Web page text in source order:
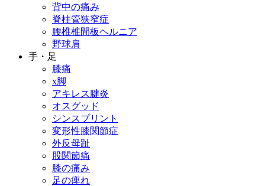
背中の痛み
脊柱管狭窄症
腰椎椎間板ヘルニア
野球肩
手・足
膝痛
x脚
アキレス腱炎
オスグッド
シンスプリント
変形性膝関節症
外反母趾
股関節痛
膝の痛み
足の痺れ